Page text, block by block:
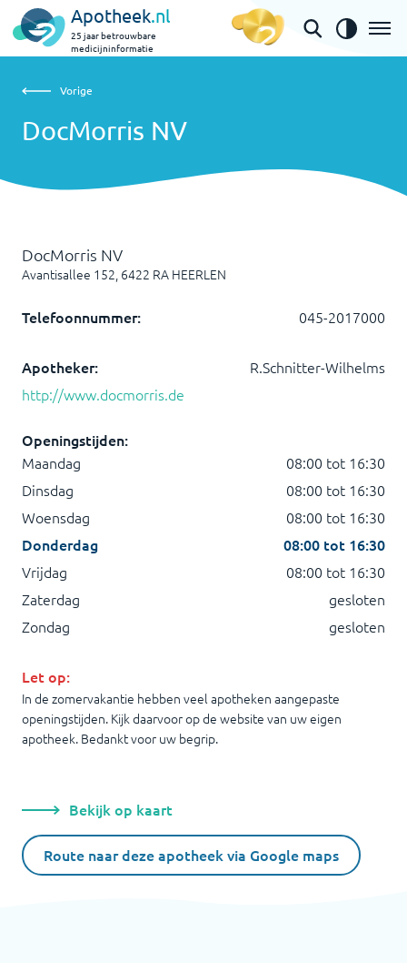
Apotheek.nl
25 jaar betrouwbare
medicijninformatie
DocMorris NV
Vorige
DocMorris NV
DocMorris NV
Avantisallee 152, 6422 RA HEERLEN
Telefoonnummer: 045-2017000
Apotheker:
R.Schnitter-Wilhelms
http://www.docmorris.de
Openingstijden:
Maandag
08:00 tot 16:30
Dinsdag
08:00 tot 16:30
Woensdag
08:00 tot 16:30
Donderdag
08:00 tot 16:30
Vrijdag
08:00 tot 16:30
Zaterdag
gesloten
Zondag
gesloten
Let op:
In de zomervakantie hebben veel apotheken aangepaste
openingstijden. Kijk daarvoor op de website van uw eigen
apotheek. Bedankt voor uw begrip.
Bekijk op kaart
Route naar deze apotheek via Google maps